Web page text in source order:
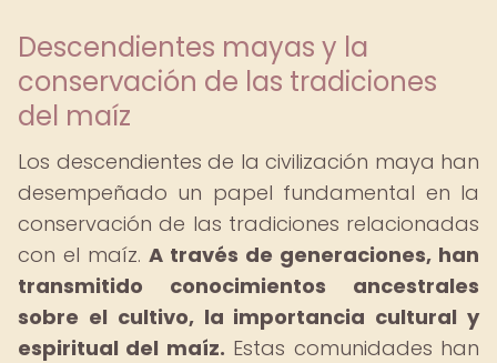
Descendientes mayas y la
conservación de las tradiciones
del maíz
Los descendientes de la civilización maya han
desempeñado un papel fundamental en la
conservación de las tradiciones relacionadas
con el maíz. A través de generaciones, han
transmitido conocimientos ancestrales
sobre el cultivo, la importancia cultural y
espiritual del maíz. Estas comunidades han